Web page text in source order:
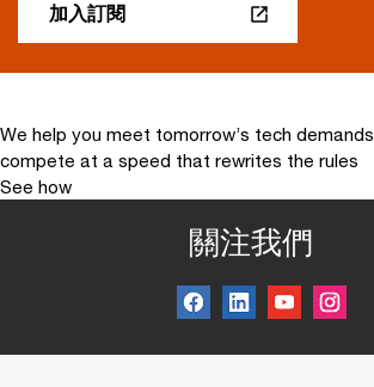
加入訂閱
We help you meet tomorrow’s tech demands
compete at a speed that rewrites the rules
See how
關注我們